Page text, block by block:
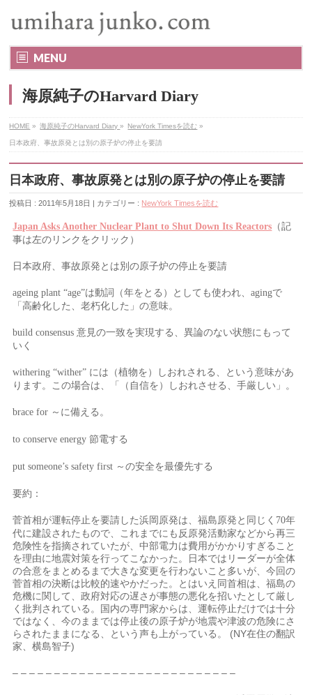
MENU
海原純子のHarvard Diary
HOME » 海原純子のHarvard Diary» NewYork Timesを読む »
日本政府、事故原発とは別の原子炉の停止を要請
日本政府、事故原発とは別の原子炉の停止を要請
投稿日 : 2011年5月18日 | カテゴリー : NewYork Timesを読む
Japan Asks Another Nuclear Plant to Shut Down Its Reactors （記
事は左のリンクをクリック）
日本政府、事故原発とは別の原子炉の停止を要請
ageing plant “age”は動詞（年をとる）としても使われ、agingで
「高齢化した、老朽化した」の意味。
build consensus意見の一致を実現する、異論のない状態にもって
いく
withering “wither” には（植物を）しおれされる、という意味があ
ります。この場合は、「（自信を）しおれさせる、手厳しい」。
brace for ～に備える。
to conserve energy節電する
put someone’s safety first ～の安全を最優先する
要約：
菅首相が運転停止を要請した浜岡原発は、福島原発と同じく 70年
代に建設されたもので、これまでにも反原発活動家などから再三
危険性を指摘されていたが、中部電力は費用がかかりすぎること
を理由に地震対策を行ってこなかった。日本ではリーダーが全体
の合意をまとめるまで大きな変更を行わないこと多いが、今回の
菅首相の決断は比較的速やかだった。とはいえ同首相は、福島の
危機に関して、政府対応の遅さが事態の悪化を招いたとして厳し
く批判されている。国内の専門家からは、運転停止だけでは十分
ではなく、今のままでは停止後の原子炉が地震や津波の危険にさ
らされたままになる、という声も上がっている。 (NY在住の翻訳
家、横島智子)
– – – – – – – – – – – – – – – – – – – – – – – – – – –